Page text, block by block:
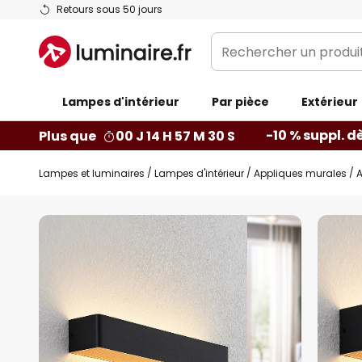
Retours sous 50 jours
Allez
contenu
Rechercher
un
catégorie...
Lampes d'intérieur Par pièce Extérieur
Plus que 00 J 14 H 57 M 29 S -10 % suppl.
Lampes et luminaires Lampes d'intérieur Appliques murales
Skip
of
the
images